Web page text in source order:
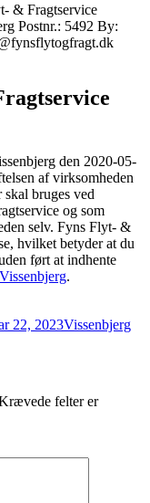
& Fragtservice
Postnr.: 5492 By:
den 2020-05-
af virksomheden
bruges ved
og som
selv. Fyns Flyt- &
hvilket betyder at du
ført at indhente
.
22, 2023Vissenbjerg
felter er